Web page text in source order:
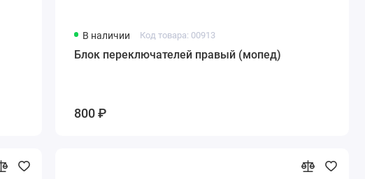
В наличии Код товара: 00913
Блок переключателей правый (мопед)
800 ₽